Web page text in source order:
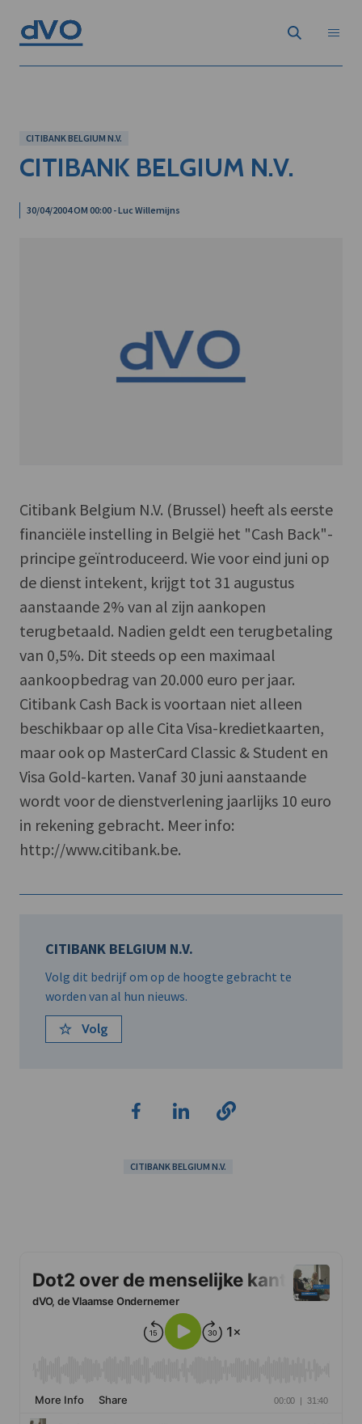
CITIBANK BELGIUM N.V.
CITIBANK BELGIUM N.V.
30/04/2004 OM 00:00 - Luc Willemijns
Citibank Belgium N.V. (Brussel) heeft als eerste
financiële instelling in België het "Cash Back"-
principe geïntroduceerd. Wie voor eind juni op
de dienst intekent, krijgt tot 31 augustus
aanstaande 2% van al zijn aankopen
terugbetaald. Nadien geldt een terugbetaling
van 0,5%. Dit steeds op een maximaal
aankoopbedrag van 20.000 euro per jaar.
Citibank Cash Back is voortaan niet alleen
beschikbaar op alle Cita Visa-kredietkaarten,
maar ook op MasterCard Classic & Student en
Visa Gold-karten. Vanaf 30 juni aanstaande
wordt voor de dienstverlening jaarlijks 10 euro
in rekening gebracht. Meer info:
http://www.citibank.be.
CITIBANK BELGIUM N.V.
Volg dit bedrijf om op de hoogte gebracht te
worden van al hun nieuws.
Volg
CITIBANK BELGIUM N.V.